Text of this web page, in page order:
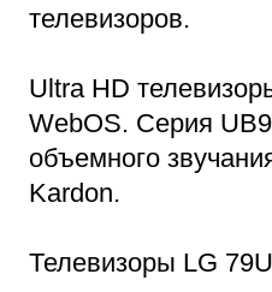
телевизоров.
Ultra HD
WebOS. Серия
объемного
Kardon.
Телевизоры LG